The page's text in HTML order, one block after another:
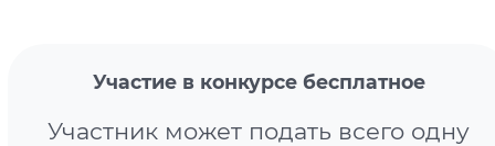
Участие в конкурсе бесплатное
Участник может подать всего одну